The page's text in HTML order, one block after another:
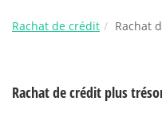
Rachat de crédit Rachat
Rachat de crédit plus